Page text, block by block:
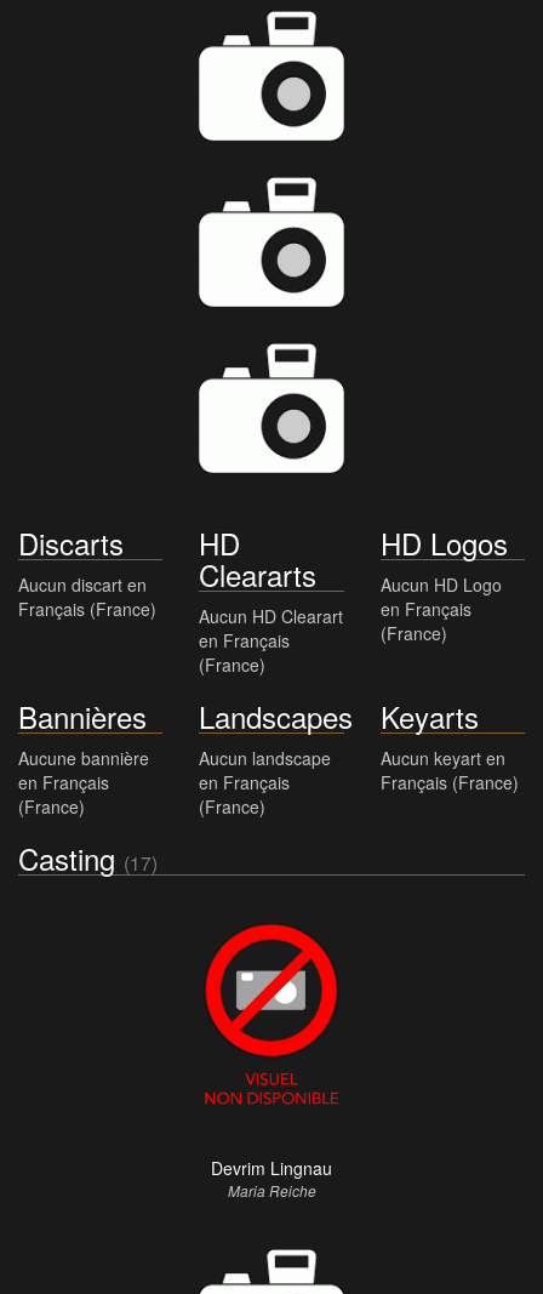
Discarts
Aucun discart en
Français (France)
HD
Cleararts
Aucun HD Clearart
en Français
(France)
HD Logos
Aucun HD Logo
en Français
(France)
Bannières
Aucune bannière
en Français
(France)
Landscapes
Aucun landscape
en Français
(France)
Keyarts
Aucun keyart en
Français (France)
Casting (17)
Devrim Lingnau
Maria Reiche